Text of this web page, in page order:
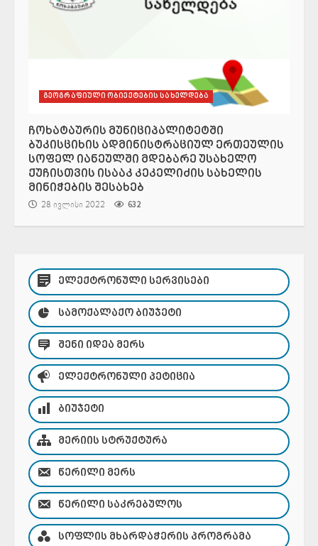
გეოგრაფიული ობიექტების სახელდება
ჩოხატაურის მუნიციპალიტეტში
ბუკისციხის ადმინისტრაციულ ერთეულის
სოფელ იანეულში მდებარე უსახელო
ქუჩისთვის ისააკ კეკელიძის სახელის
მინიჭების შესახებ
28 ივლისი 2022 632
ᲔᲚᲔᲥᲢᲠᲝᲜᲣᲚᲘ ᲡᲔᲠᲕᲘᲡᲔᲑᲘ
ᲡᲐᲛᲝᲥᲐᲚᲐᲥᲝ ᲑᲘᲣᲯᲔᲢᲘ
ᲨᲔᲜᲘ ᲘᲓᲔᲐ ᲛᲔᲠᲡ
ᲔᲚᲔᲥᲢᲠᲝᲜᲣᲚᲘ ᲞᲔᲢᲘᲪᲘᲐ
ᲑᲘᲣᲯᲔᲢᲘ
ᲛᲔᲠᲘᲘᲡ ᲡᲢᲠᲣᲥᲢᲣᲠᲐ
ᲬᲔᲠᲘᲚᲘ ᲛᲔᲠᲡ
ᲬᲔᲠᲘᲚᲘ ᲡᲐᲙᲠᲔᲑᲣᲚᲝᲡ
ᲡᲝᲤᲚᲘᲡ ᲛᲮᲐᲠᲓᲐᲭᲔᲠᲘᲡ ᲞᲠᲝᲒᲠᲐᲛᲐ